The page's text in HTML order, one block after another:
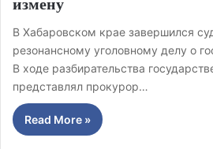
В Хабаровском крае завершился
резонансному уголовному делу о
В ходе разбирательства
представлял прокурор…
Read More »